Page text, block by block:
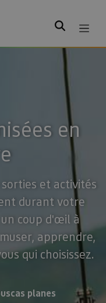
Rechercher
en
et activités
durant votre
un coup d'œil à
apprendre,
qui choisissez.
planes